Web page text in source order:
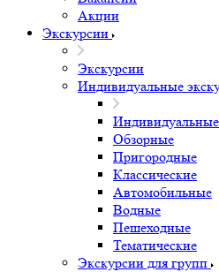
Акции
Экскурсии
Экскурсии
Индивидуальные
Обзорные
Пригородные
Классические
Автомобильные
Водные
Пешеходные
Тематические
Экскурсии для групп